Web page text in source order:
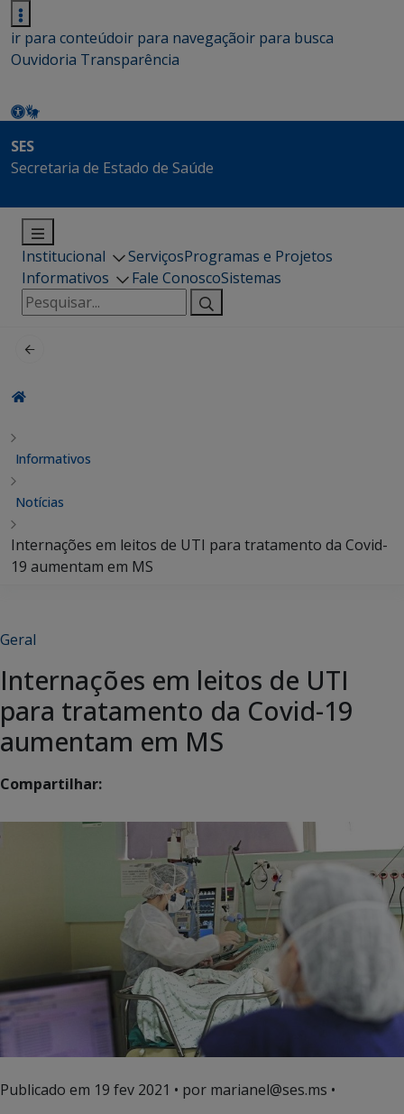
ir para conteúdoir para navegaçãoir para busca
Ouvidoria Transparência
SES
Secretaria de Estado de Saúde
Institucional ServiçosProgramas e Projetos
Informativos
Fale ConoscoSistemas
Pesquisar
por:
Informativos
Notícias
Internações em leitos de UTI para tratamento da Covid-
19 aumentam em MS
Geral
Internações em leitos de UTI
para tratamento da Covid-19
aumentam em MS
Compartilhar:
Publicado em 19 fev 2021 • por marianel@ses.ms •